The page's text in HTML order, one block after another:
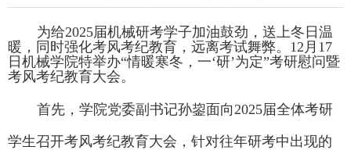
为给2025届机械研考学子加油鼓劲，送上冬日温
暖 ，同时强化考风考纪教育，远离考试舞弊。12月17
日 机械学院特举办“情暖寒冬，一‘研’为定”考研慰问暨
考风考纪教育大会。
首先，学院党委副书记孙鋆面向2025届全体考研
学生召开考风考纪教育大会，针对往年研考中出现的